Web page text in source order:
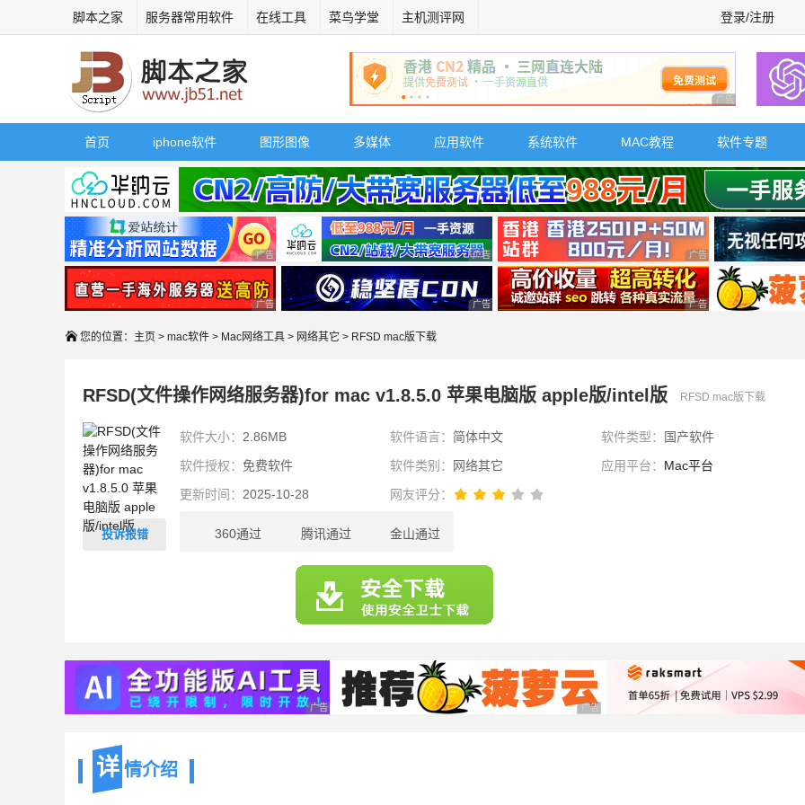
脚本之家 服务器常用软件 在线工具 菜鸟学堂 主机测评网 登录/注册
广告 商业广告，理
首页 iphone软件 图形图像 多媒体 应用软件 系统软件 MAC教程 软件专题
广告 商业广告，理性选择 广告 商业广告，理性选择 广告 商业广告，理性选择
广告 商业广告，理性选择 广告 商业广告，理性选择 广告 商业广告，理性选择
您的位置： 主页 > mac软件 > Mac网络工具 > 网络其它 > RFSD mac版下载
RFSD(文件操作网络服务器)for mac v1.8.5.0 苹果电脑版 apple版/intel版 RFSD mac版下载
投诉报错
软件大小： 2.86MB 软件语言： 简体中文 软件类型：
国产软件
软件授权： 免费软件 软件类别： 网络其它 应用平台： Mac平台
更新时间： 2025-10-28 网友评分：
360通过 腾讯通过 金山通过
广告 商业广告，理性选择 广告 商业广告，理性选择
详 情介绍